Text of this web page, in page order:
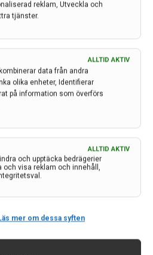
reklam, Utveckla och
tjänster.
ALLTID AKTIV
data från andra
olika enheter, Identifierar
på information som överförs
och upptäcka bedrägerier
och visa reklam och innehåll,
ALLTID AKTIV
mer om dessa syften
medfödd sjukdom där
Trots tung
är det få som
5 feb 2024